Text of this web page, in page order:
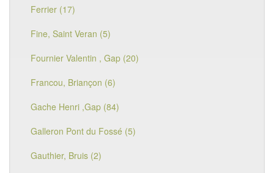
Ferrier (17)
Fine, Saint Veran (5)
Fournier Valentin , Gap (20)
Francou, Briançon (6)
Gache Henri ,Gap (84)
Galleron Pont du Fossé (5)
Gauthier, Bruis (2)